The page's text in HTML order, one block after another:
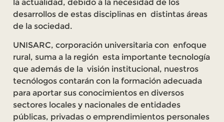
la actualidad, debido a la necesidad de los
desarrollos de estas disciplinas en distintas áreas
de la sociedad.
UNISARC, corporación universitaria con enfoque
rural, suma a la región esta importante tecnología
que además de la visión institucional, nuestros
tecnólogos contarán con la formación adecuada
para aportar sus conocimientos en diversos
sectores locales y nacionales de entidades
públicas, privadas o emprendimientos personales